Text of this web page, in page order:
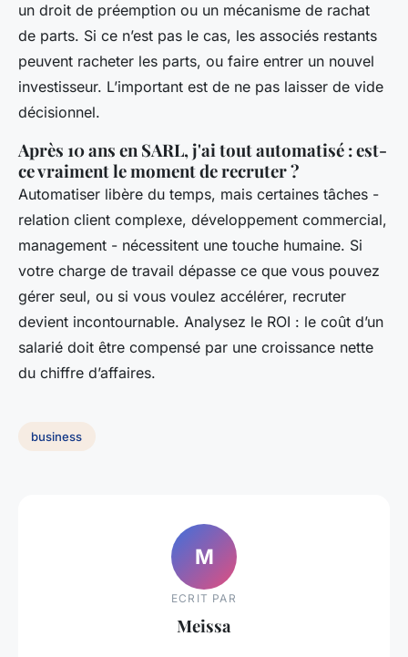
un droit de préemption ou un mécanisme de rachat
de parts. Si ce n’est pas le cas, les associés restants
peuvent racheter les parts, ou faire entrer un nouvel
investisseur. L’important est de ne pas laisser de vide
décisionnel.
Après 10 ans en SARL, j'ai tout automatisé : est-
ce vraiment le moment de recruter ?
Automatiser libère du temps, mais certaines tâches -
relation client complexe, développement commercial,
management - nécessitent une touche humaine. Si
votre charge de travail dépasse ce que vous pouvez
gérer seul, ou si vous voulez accélérer, recruter
devient incontournable. Analysez le ROI : le coût d’un
salarié doit être compensé par une croissance nette
du chiffre d’affaires.
business
M
ECRIT PAR
Meissa